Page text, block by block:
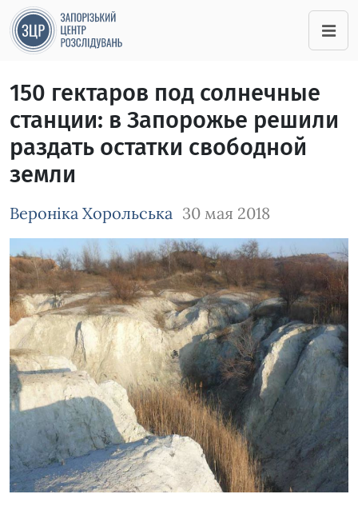
150 гектаров под солнечные
станции: в Запорожье решили
раздать остатки свободной
земли
Вероніка Хорольська 30 мая 2018
Зображення завантажується